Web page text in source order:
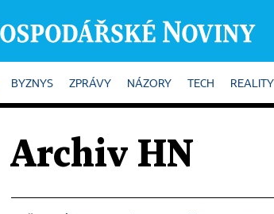
HOME
BYZNYS ZPRÁVY NÁZORY TECH REALITY
Archiv HN